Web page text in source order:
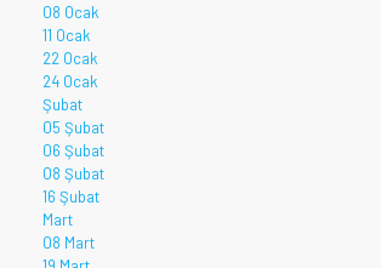
08 Ocak
11 Ocak
22 Ocak
24 Ocak
Şubat
05 Şubat
06 Şubat
08 Şubat
16 Şubat
Mart
08 Mart